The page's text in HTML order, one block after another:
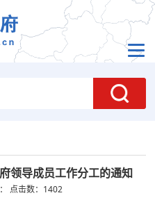
领导成员工作分工的通知
点击数： 1402